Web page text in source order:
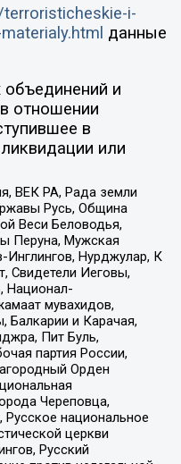
i-
данные
и
отношении
в
или
ВЕК РА, Рада земли
Русь, Община
Веси Беловодья,
Перуна, Мужская
Инглингов, Нурджулар, К
Свидетели Иеговы,
Национал-
мувахидов,
и Карачая,
Пит Буль,
партия России,
Орден
Череповца,
национальное
церкви
Русский